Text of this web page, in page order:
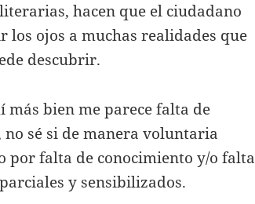
hacen que el ciudadano
ojos a muchas realidades que
descubrir.
más bien me parece falta de
sé si de manera voluntaria
por falta de conocimiento y/o falta
y sensibilizados.